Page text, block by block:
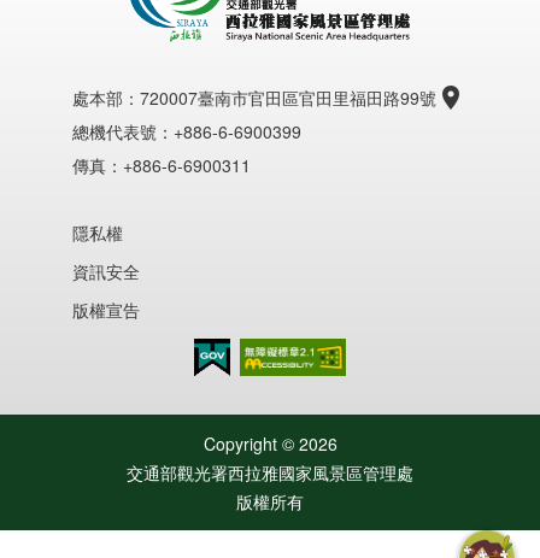
處本部： 720007臺南市官田區官田里福田路99號
總機代表號：+886-6-6900399
傳真：+886-6-6900311
隱私權
資訊安全
版權宣告
Copyright © 2026
交通部觀光署西拉雅國家風景區管理處
版權所有